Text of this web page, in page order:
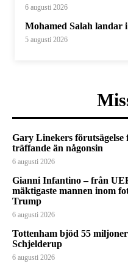
6 augusti 2026
Mohamed Salah landar
5 augusti 2026
Gary Linekers
träffande än någonsin
6 augusti 2026
Gianni Infantino – från
mäktigaste mannen inom
Trump
6 augusti 2026
Tottenham bjöd 55
Schjelderup
6 augusti 2026